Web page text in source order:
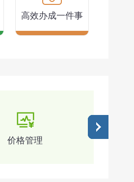
高效办成一件事
价格管理